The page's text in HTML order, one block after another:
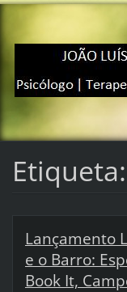
Lançamento
e o Barro:
Book It,